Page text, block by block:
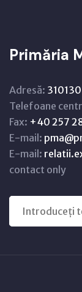
Primăria
Adresă:
Telefoane
Fax: +40 257
E-mail:
E-mail:
contact only